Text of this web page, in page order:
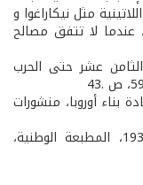
مثل نيكاراغوا و
عندما لا تتفق مصالح
عشر حتى الحرب
بناء أوروبا، منشورات
جان باتيست دوروزيل، الإنحطاط 1932­1939، المطبعة الوطنية،